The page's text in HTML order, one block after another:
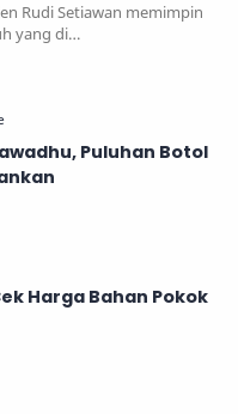
Rudi Setiawan memimpin
yang di…
Puluhan Botol
Harga Bahan Pokok